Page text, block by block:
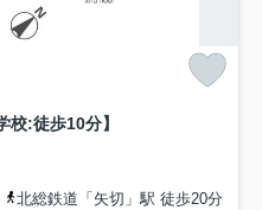
:徒歩10分】
北総鉄道「矢切」駅 徒歩20分